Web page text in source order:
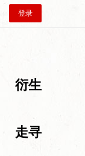
登录
衍生
走寻